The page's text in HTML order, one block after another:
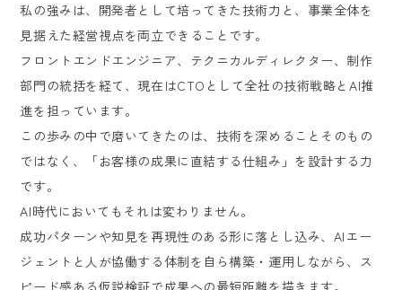
私の強みは、開発者として培ってきた技術力と、事業全体を
見据えた経営視点を両立できることです。
フロントエンドエンジニア、テクニカルディレクター、制作
部門の統括を経て、現在はCTOとして全社の技術戦略とAI推
進を担っています。
この歩みの中で磨いてきたのは、技術を深めることそのもの
ではなく、「お客様の成果に直結する仕組み」を設計する力
です。
AI時代においてもそれは変わりません。
成功パターンや知見を再現性のある形に落とし込み、AIエー
ジェントと人が協働する体制を自ら構築・運用しながら、ス
ピード感ある仮説検証で成果への最短距離を描きます。